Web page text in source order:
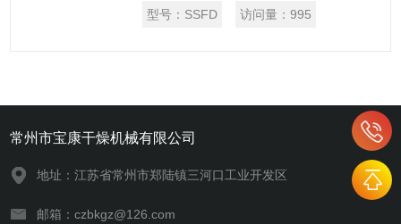
强度高、产品质量好等优点。带式干燥机
型号： SSFD 访问量：995
常州市宝康干燥机械有限公司
地址：江苏省常州市郑陆镇三河口工业开发区
邮箱：czbkgz@126.com